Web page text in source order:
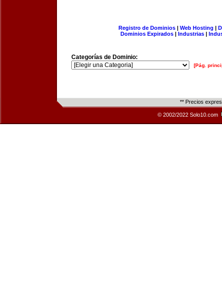
Registro de Dominios| Web Hosting |
Dominios Expirados | Industrias |
Categorías de Dominio:
[Pág.
** Precios
© 2002/2022 Solo10.com